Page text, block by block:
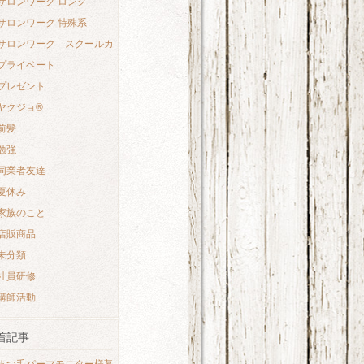
ロンワーク 特殊系
ロンワーク スクールカット
ライベート
レゼント
クジョ®︎
髪
強
業者友達
休み
族のこと
販商品
分類
員研修
師活動
記事